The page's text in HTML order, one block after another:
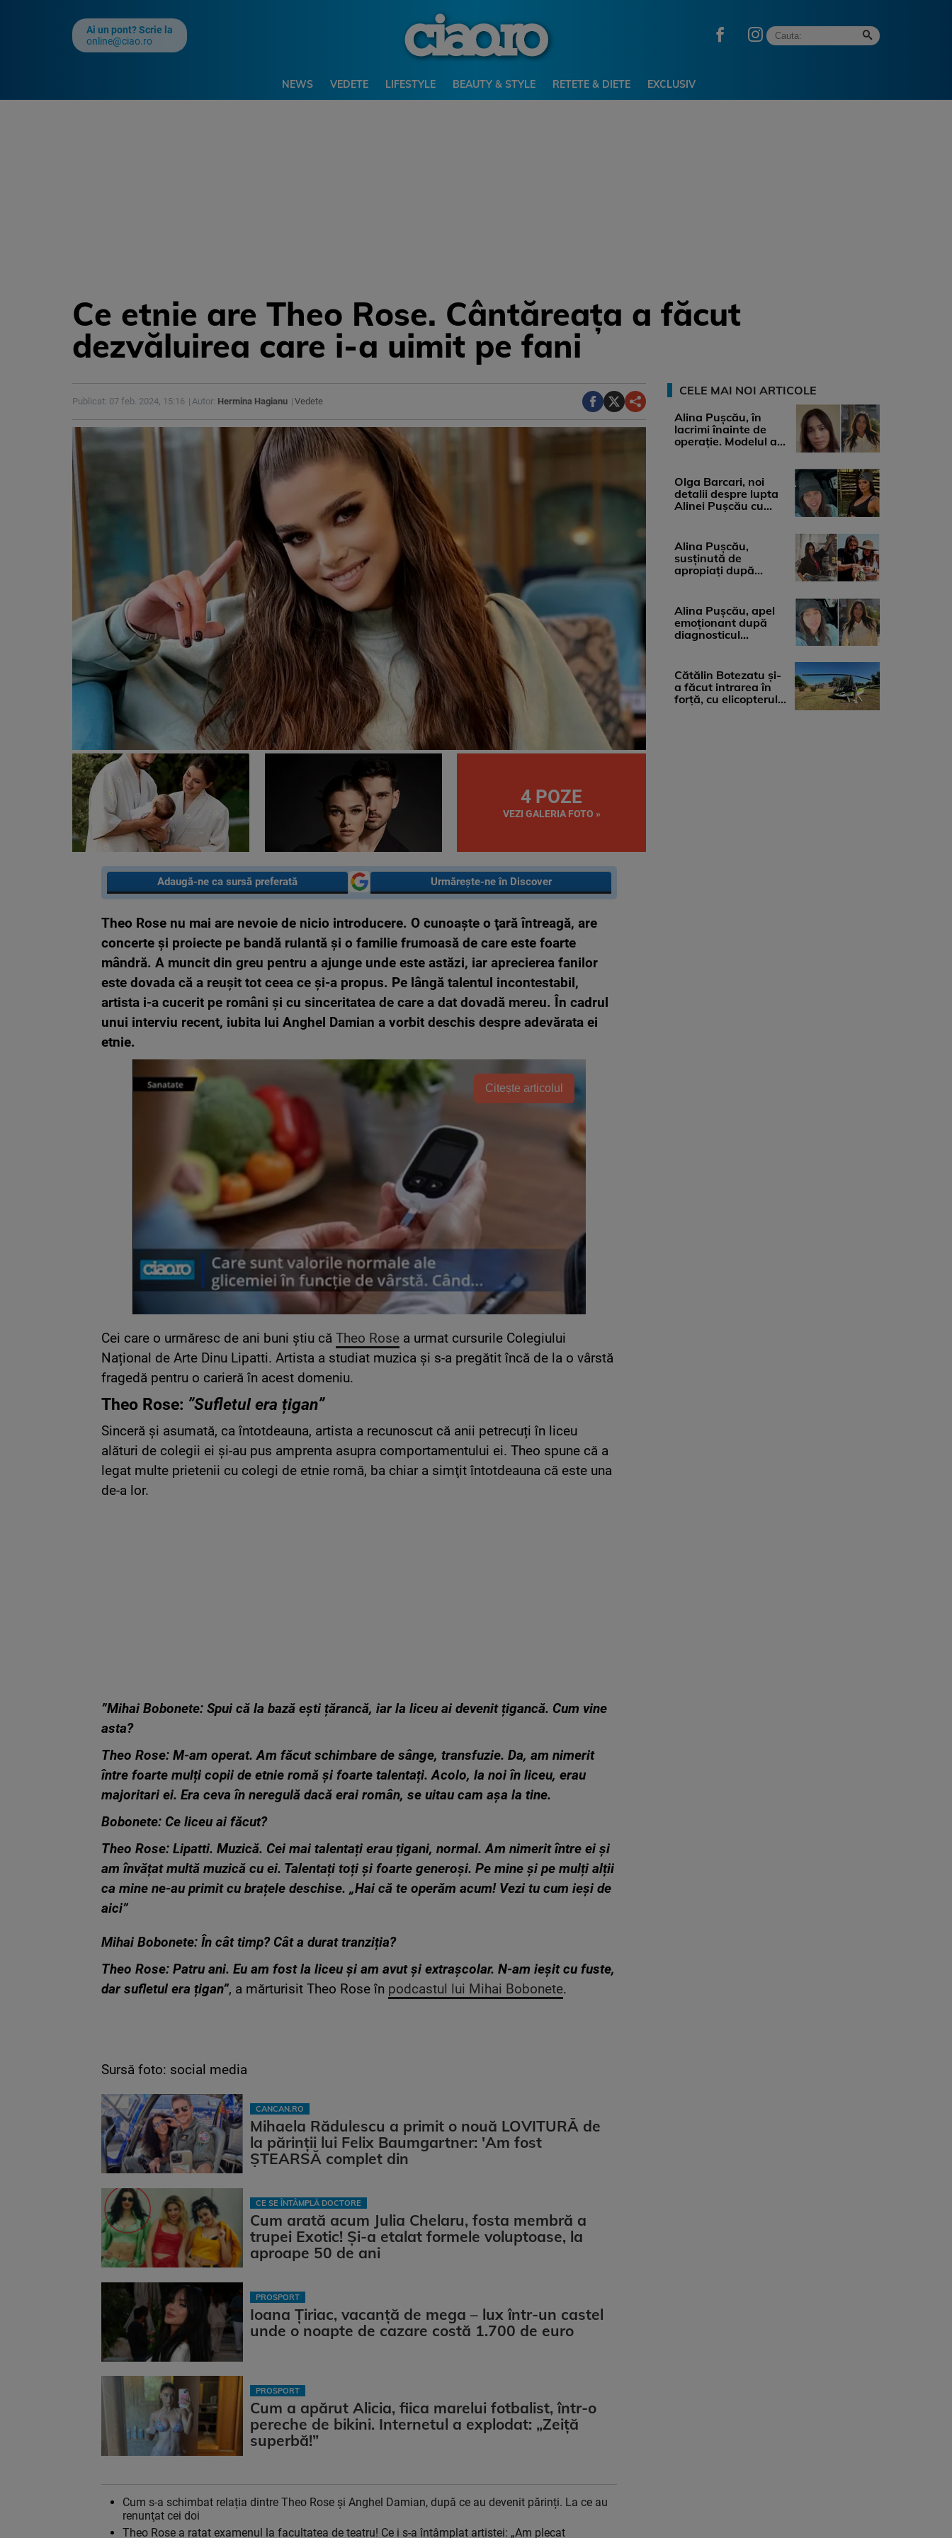
Ai un pont? Scrie la
online@ciao.ro
NEWS VEDETE LIFESTYLE BEAUTY & STYLE RETETE & DIETE EXCLUSIV
Ce etnie are Theo Rose. Cântăreața a făcut
dezvăluirea care i-a uimit pe fani
Publicat: 07 feb. 2024, 15:16 Autor: Hermina Hagianu Vedete
4 POZE
VEZI GALERIA FOTO »
Adaugă-ne ca sursă preferată Urmărește-ne în Discover
Theo Rose nu mai are nevoie de nicio introducere. O cunoaşte o ţară întreagă, are
concerte şi proiecte pe bandă rulantă şi o familie frumoasă de care este foarte
mândră. A muncit din greu pentru a ajunge unde este astăzi, iar aprecierea fanilor
este dovada că a reuşit tot ceea ce şi-a propus. Pe lângă talentul incontestabil,
artista i-a cucerit pe români şi cu sinceritatea de care a dat dovadă mereu. În cadrul
unui interviu recent, iubita lui Anghel Damian a vorbit deschis despre adevărata ei
etnie.
Citește articolul
Cei care o urmăresc de ani buni ştiu că Theo Rose a urmat cursurile Colegiului
Național de Arte Dinu Lipatti. Artista a studiat muzica şi s-a pregătit încă de la o vârstă
fragedă pentru o carieră în acest domeniu.
Theo Rose: ”Sufletul era țigan”
Sinceră și asumată, ca întotdeauna, artista a recunoscut că anii petrecuți în liceu
alături de colegii ei și-au pus amprenta asupra comportamentului ei. Theo spune că a
legat multe prietenii cu colegi de etnie romă, ba chiar a simţit întotdeauna că este una
de-a lor.
”Mihai Bobonete: Spui că la bază ești țărancă, iar la liceu ai devenit țigancă. Cum vine
asta?
Theo Rose: M-am operat. Am făcut schimbare de sânge, transfuzie. Da, am nimerit
între foarte mulți copii de etnie romă și foarte talentați. Acolo, la noi în liceu, erau
majoritari ei. Era ceva în neregulă dacă erai român, se uitau cam așa la tine.
Bobonete: Ce liceu ai făcut?
Theo Rose: Lipatti. Muzică. Cei mai talentați erau țigani, normal. Am nimerit între ei și
am învățat multă muzică cu ei. Talentați toți și foarte generoși. Pe mine și pe mulți alții
ca mine ne-au primit cu brațele deschise. „Hai că te operăm acum! Vezi tu cum ieși de
aici”
Mihai Bobonete: În cât timp? Cât a durat tranziția?
Theo Rose: Patru ani. Eu am fost la liceu și am avut și extrașcolar. N-am ieșit cu fuste,
dar sufletul era țigan”, a mărturisit Theo Rose în podcastul lui Mihai Bobonete.
Sursă foto: social media
CANCAN.RO
Mihaela Rădulescu a primit o nouă LOVITURĂ de
la părinții lui Felix Baumgartner: 'Am fost
ȘTEARSĂ complet din
CE SE ÎNTÂMPLĂ DOCTORE
Cum arată acum Julia Chelaru, fosta membră a
trupei Exotic! Și-a etalat formele voluptoase, la
aproape 50 de ani
PROSPORT
Ioana Țiriac, vacanță de mega – lux într-un castel
unde o noapte de cazare costă 1.700 de euro
PROSPORT
Cum a apărut Alicia, fiica marelui fotbalist, într-o
pereche de bikini. Internetul a explodat: „Zeiță
superbă!”
Cum s-a schimbat relația dintre Theo Rose și Anghel Damian, după ce au devenit părinți. La ce au
renunţat cei doi
Theo Rose a ratat examenul la facultatea de teatru! Ce i s-a întâmplat artistei: „Am plecat
CELE MAI NOI ARTICOLE
Alina Pușcău, în
lacrimi înainte de
operație. Modelul a
Olga Barcari, noi
detalii despre lupta
Alinei Pușcău cu
Alina Pușcău,
susținută de
apropiați după
medicii, ...
Alina Pușcău, apel
emoționant după
diagnosticul
...
Cătălin Botezatu și-
a făcut intrarea în
forță, cu elicopterul,